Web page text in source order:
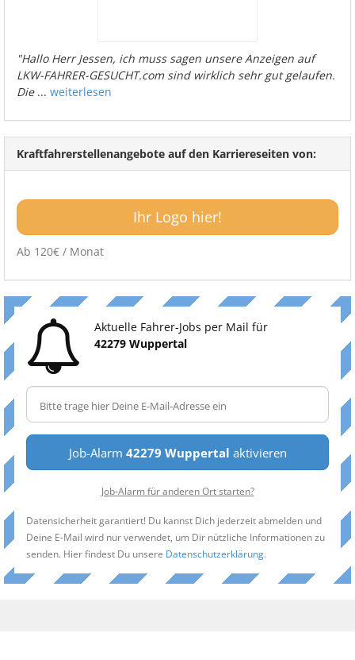
"Hallo Herr Jessen, ich muss sagen unsere Anzeigen auf
LKW-FAHRER-GESUCHT.com sind wirklich sehr gut gelaufen.
Die... weiterlesen
Kraftfahrerstellenangebote auf den Karriereseiten von:
Ihr Logo hier!
Ab 120€ / Monat
Aktuelle Fahrer-Jobs per Mail für
42279 Wuppertal
Job-Alarm 42279 Wuppertal aktivieren
Job-Alarm für anderen Ort starten?
Datensicherheit garantiert! Du kannst Dich jederzeit abmelden und
Deine E-Mail wird nur verwendet, um Dir nützliche Informationen zu
senden. Hier findest Du unsere Datenschutzerklärung.